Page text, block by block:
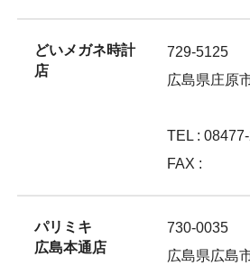
どいメガネ時計
店
729-5125
広島県庄原
TEL :
FAX :
パリミキ
広島本通店
730-0035
広島県広島